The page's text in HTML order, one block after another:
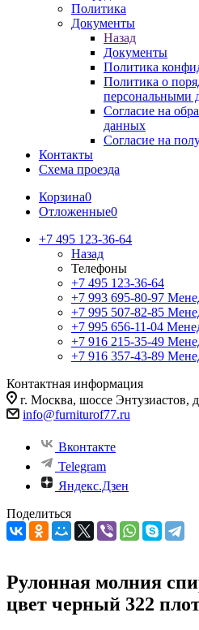
Политика
Документы
Назад
Документы
Политика
Политика о
персональными
Согласие на
данных
Согласие на
Контакты
Схема проезда
Корзина0
Отложенные0
+7 495 123-36-64
Назад
Телефоны
+7 495 123-36-64
+7 993 695-80-97
+7 995 507-82-85
+7 995 656-11-04
+7 916 215-35-49
+7 916 357-43-89
Контактная информация
г. Москва, шоссе Энтузиастов,
info@furniturof77.ru
Вконтакте
Telegram
Яндекс.Дзен
Поделиться
Рулонная молния
цвет черный 322